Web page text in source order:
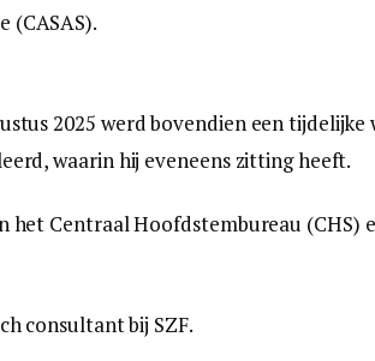
(CASAS).
2025 werd bovendien een
waarin hij eveneens zitting heeft.
het Centraal Hoofdstembureau (CHS)
consultant bij SZF.